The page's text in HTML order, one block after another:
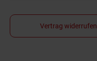
Vertrag widerrufen